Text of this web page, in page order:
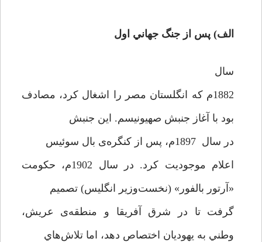
الف) پس از جنگ جهاني اول
سال
1882‌م كه انگلستان مصر را اشغال كرد، مصادف
بود با آغاز جنبش صهيونيسم. اين جنبش
در سال 1897‌م، پس از كنگره‌ی بال سوئيس
اعلام موجوديت كرد. در سال 1902م، حكومت
«آرتور بالفور» (نخست‌وزير انگليس) تصميم
گرفت تا در شرق آفريقا و منطقه‌ی عريش،
وطني به يهوديان اختصاص دهد، اما تلاش‌هاي